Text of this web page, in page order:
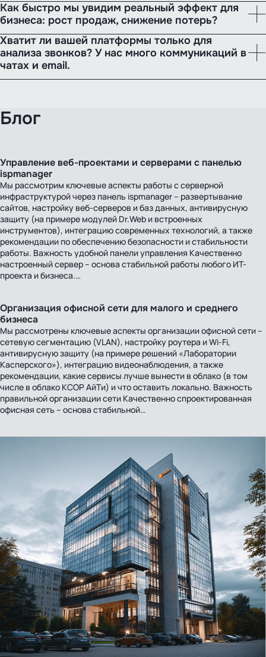
Как быстро мы увидим реальный эффект для
бизнеса: рост продаж, снижение потерь?
Хватит ли вашей платформы только для
анализа звонков? У нас много коммуникаций в
чатах и email.
Блог
Управление веб-проектами и серверами с панелью
ispmanager
Мы рассмотрим ключевые аспекты работы с серверной
инфраструктурой через панель ispmanager – развертывание
сайтов, настройку веб-серверов и баз данных, антивирусную
защиту (на примере модулей Dr.Web и встроенных
инструментов), интеграцию современных технологий, а также
рекомендации по обеспечению безопасности и стабильности
работы. Важность удобной панели управления Качественно
настроенный сервер – основа стабильной работы любого ИТ-
проекта и бизнеса.…
Организация офисной сети для малого и среднего
бизнеса
Мы рассмотрены ключевые аспекты организации офисной сети –
сетевую сегментацию (VLAN), настройку роутера и Wi-Fi,
антивирусную защиту (на примере решений «Лаборатории
Касперского»), интеграцию видеонаблюдения, а также
рекомендации, какие сервисы лучше вынести в облако (в том
числе в облако КСОР АйТи) и что оставить локально. Важность
правильной организации сети Качественно спроектированная
офисная сеть – основа стабильной…